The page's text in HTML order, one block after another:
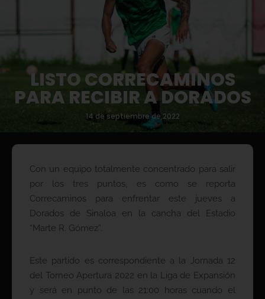
LISTO CORRECAMINOS
PARA RECIBIR A DORADOS
14 de septiembre de 2022
Con un equipo totalmente concentrado para salir
por los tres puntos, es como se reporta
Correcaminos para enfrentar este jueves a
Dorados de Sinaloa en la cancha del Estadio
“Marte R. Gómez”.
Este partido es correspondiente a la Jornada 12
del Torneo Apertura 2022 en la Liga de Expansión
y será en punto de las 21:00 horas cuando el